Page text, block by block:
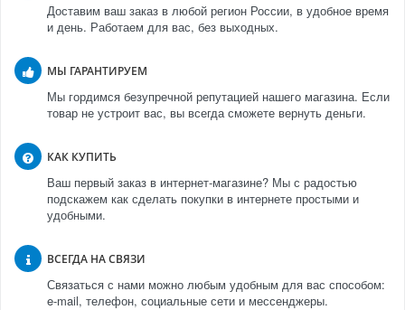
Доставим ваш заказ в любой регион России, в удобное время
и день. Работаем для вас, без выходных.
МЫ ГАРАНТИРУЕМ
Мы гордимся безупречной репутацией нашего магазина. Если
товар не устроит вас, вы всегда сможете вернуть деньги.
КАК КУПИТЬ
Ваш первый заказ в интернет-магазине? Мы с радостью
подскажем как сделать покупки в интернете простыми и
удобными.
ВСЕГДА НА СВЯЗИ
Связаться с нами можно любым удобным для вас способом:
e-mail, телефон, социальные сети и мессенджеры.